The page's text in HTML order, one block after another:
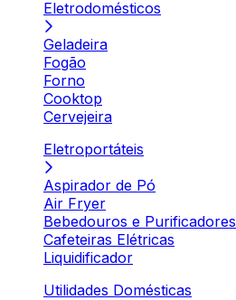
Eletrodomésticos
Geladeira
Fogão
Forno
Cooktop
Cervejeira
Eletroportáteis
Aspirador de Pó
Air Fryer
Bebedouros e Purificadores
Cafeteiras Elétricas
Liquidificador
Utilidades Domésticas